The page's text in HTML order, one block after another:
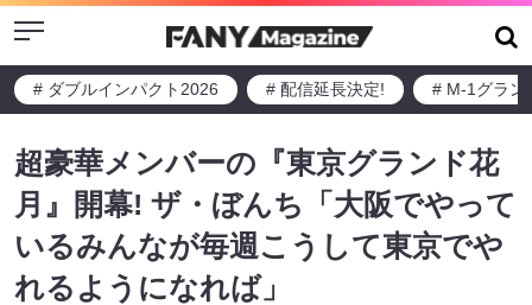
Menu
# ダブルインパクト2026 # 配信延長決定! # M-1グラン
超豪華メンバーの『東京グランド花
月』開幕! ザ・ぼんち「大阪でやって
いるみんなが毎週こうして東京でや
れるようになれば」